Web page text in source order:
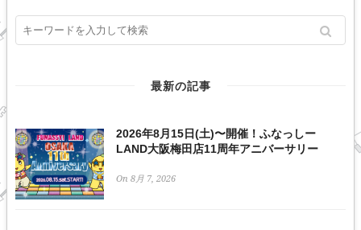
最新の記事
2026年8月15日(土)〜開催！ふなっしー
LAND大阪梅田店11周年アニバーサリー
On 8月 7, 2026